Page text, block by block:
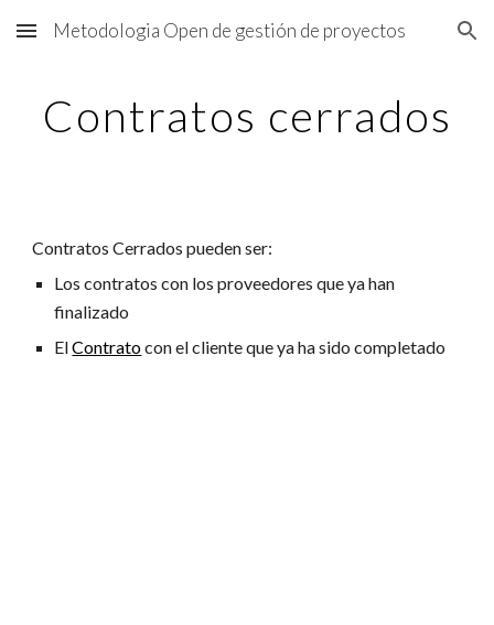
Skip to main content Skip to navigation
Metodologia Open de gestión de proyectos
Contratos cerrados
Contratos Cerrados pueden ser:
Los contratos con los proveedores que ya han
finalizado
El Contrato con el cliente que ya ha sido completado